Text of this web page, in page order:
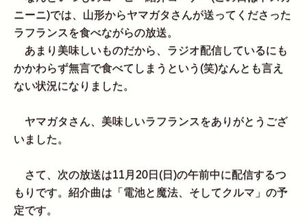
ニーニ)では、山形からヤマガタさんが送ってくださった
ラフランスを食べながらの放送。
あまり美味しいものだから、ラジオ配信しているにも
かかわらず無言で食べてしまうという(笑)なんとも言え
ない状況になりました。
ヤマガタさん、美味しいラフランスをありがとうござ
いました。
さて、次の放送は11月20日(日)の午前中に配信するつ
もりです。紹介曲は「電池と魔法、そしてクルマ」の予
定です。